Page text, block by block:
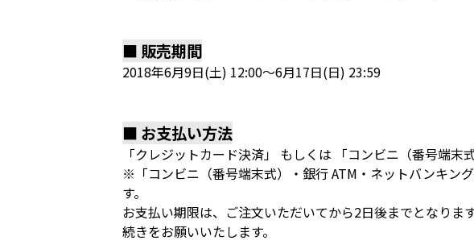
■ 販売期間
2018年6月9日(土) 12:00～6月17日(日) 23:59
■ お支払い方法
「クレジットカード決済」 もしくは 「コンビニ（番号端
※「コンビニ（番号端末式）・銀行 ATM・ネットバンキン
す。
お支払い期限は、ご注文いただいてから2日後までとなり
続きをお願いいたします。